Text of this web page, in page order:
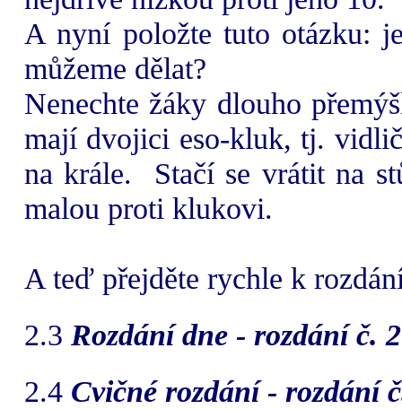
A nyní položte tuto otázku:
můžeme dělat?
Nenechte žáky dlouho
mají dvojici eso-kluk, tj.
na krále.
Stačí se vrátit na
malou proti klukovi.
A teď přejděte rychle k
2.3 Rozdání dne - rozdání č.
2.4 Cvičné rozdání - rozdání